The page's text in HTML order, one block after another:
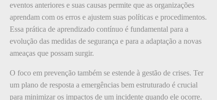
eventos anteriores e suas causas permite que as organizações
aprendam com os erros e ajustem suas políticas e procedimentos.
Essa prática de aprendizado contínuo é fundamental para a
evolução das medidas de segurança e para a adaptação a novas
ameaças que possam surgir.
O foco em prevenção também se estende à gestão de crises. Ter
um plano de resposta a emergências bem estruturado é crucial
para minimizar os impactos de um incidente quando ele ocorre.